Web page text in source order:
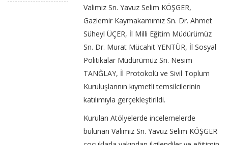
Valimiz Sn. Yavuz Selim KÖŞGER,
Gaziemir Kaymakamımız Sn. Dr. Ahmet
Süheyl ÜÇER, İl Milli Eğitim Müdürümüz
Sn. Dr. Murat Mücahit YENTÜR, İl Sosyal
Politikalar Müdürümüz Sn. Nesim
TANĞLAY, İl Protokolü ve Sivil Toplum
Kuruluşlarının kıymetli temsilcilerinin
katılımıyla gerçekleştirildi.
Kurulan Atölyelerde incelemelerde
bulunan Valimiz Sn. Yavuz Selim KÖŞGER